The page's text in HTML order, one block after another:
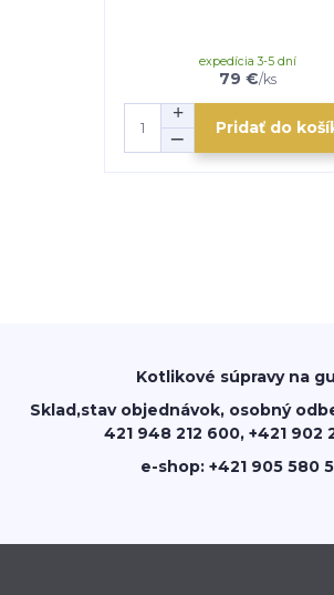
79 €/ks
expedícia 3-5 dní
Pridať do
Kotlikové súpravy na
Sklad,stav objednávok, osobný
421 948 212 600, +421 902
e-shop: +421 905 580